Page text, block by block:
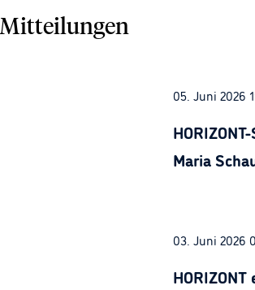
Mitteilungen
05. Juni 2026
Maria
03. Juni 2026